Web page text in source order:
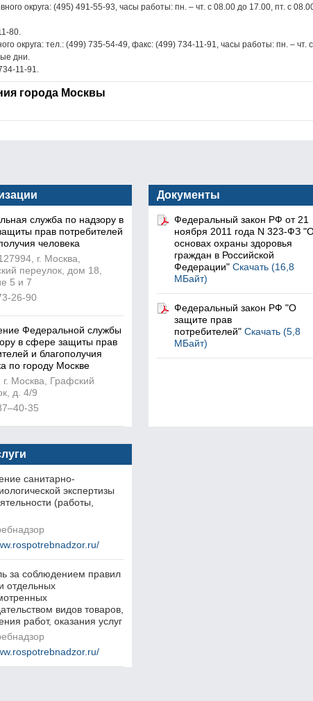
округа: (495) 491-55-93, часы работы: пн. – чт. с 08.00 до 17.00, пт. с
80.
округа: тел.: (499) 735-54-49, факс: (499) 734-11-91, часы работы: пн. – чт.
дни.
11-91.
города Москвы
служба по надзору в
прав потребителей
человека
г. Москва,
переулок, дом 18,
5 и 7
26-90
Федеральной службы
в сфере защиты прав
и благополучия
по городу Москве
г. Москва, Графский
д. 4/9
35
Документы
Федеральный закон РФ от 21
ноября 2011 года N 323-ФЗ
основах охраны здоровья
граждан в Российской
Федерации" Скачать (16,8
МБайт)
Федеральный закон РФ "О
защите прав
потребителей" Скачать (5,8
МБайт)
санитарно-
экспертизы
(работы,
за соблюдением правил
отдельных
видов товаров,
работ, оказания услуг